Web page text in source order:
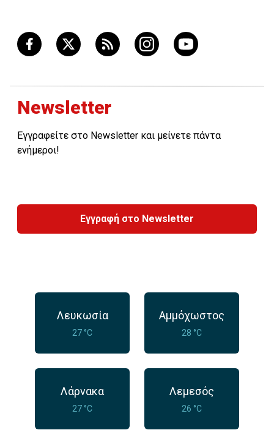
Newsletter
Εγγραφείτε στο Newsletter και μείνετε πάντα
ενήμεροι!
Εγγραφή στο Newsletter
Λευκωσία
27 °C
Αμμόχωστος
28 °C
Λάρνακα
27 °C
Λεμεσός
26 °C